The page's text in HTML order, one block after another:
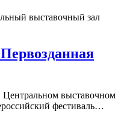
выставочный зал
Центральном выставочном
фестиваль…